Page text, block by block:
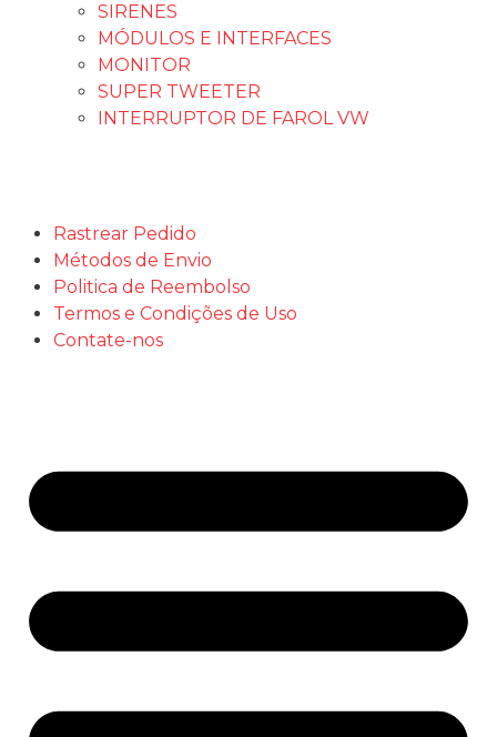
SIRENES
MÓDULOS E INTERFACES
MONITOR
SUPER TWEETER
INTERRUPTOR DE FAROL VW
Rastrear Pedido
Métodos de Envio
Politica de Reembolso
Termos e Condições de Uso
Contate-nos